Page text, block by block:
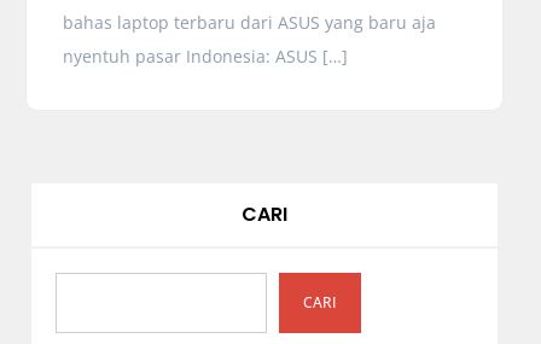
bahas laptop terbaru dari ASUS yang baru aja
nyentuh pasar Indonesia: ASUS […]
CARI
CARI